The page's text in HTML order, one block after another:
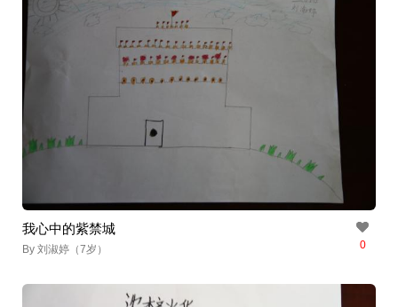
0
我心中的紫禁城
By 刘淑婷（7岁）